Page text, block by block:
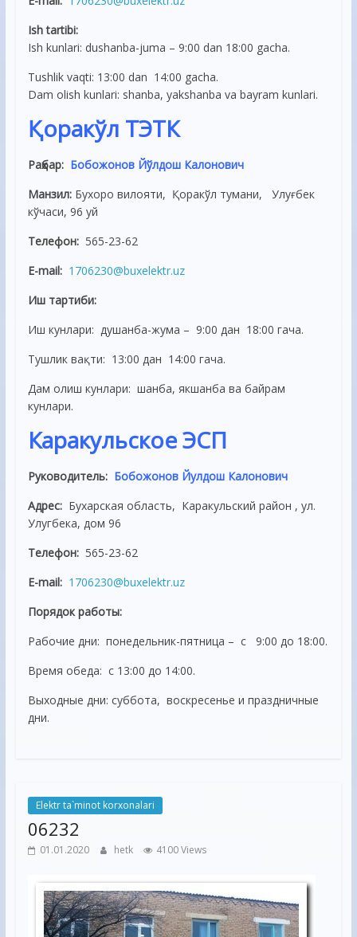
Ish tartibi:
Ish kunlari: dushanba-juma – 9:00 dan 18:00 gacha.
Tushlik vaqti: 13:00 dan 14:00 gacha.
Dam olish kunlari: shanba, yakshanba va bayram kunlari.
Қоракўл ТЭТК
Раҳбар: Бобожонов Йўлдош Калонович
Манзил:Бухоро вилояти, Қоракўл тумани, Улуғбек
кўчаси, 96 уй
Телефон: 565-23-62
E-mail: 1706230@buxelektr.uz
Иш тартиби:
Иш кунлари: душанба-жума – 9:00 дан 18:00 гача.
Тушлик вақти: 13:00 дан 14:00 гача.
Дам олиш кунлари: шанба, якшанба ва байрам
кунлари.
Каракульское ЭСП
Руководитель: Бобожонов Йулдош Калонович
Адрес: Бухарская область, Каракульский район , ул.
Улугбека, дом 96
Телефон:565-23-62
E-mail: 1706230@buxelektr.uz
Порядок работы:
Рабочие дни: понедельник-пятница – с 9:00 до 18:00.
Время обеда: с 13:00 до 14:00.
Выходные дни: суббота, воскресенье и праздничные
дни.
Elektr ta`minot korxonalari
06232
01.01.2020 hetk 4100 Views